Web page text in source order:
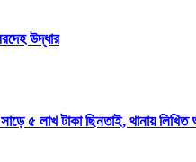
উদ্ধার
৫ লাখ টাকা ছিনতাই, থানায়